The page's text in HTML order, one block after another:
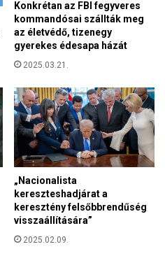
Konkrétan az FBI fegyveres
kommandósai szállták meg
az életvédő, tizenegy
gyerekes édesapa házát
2025.03.21.
„Nacionalista
kereszteshadjárat a
keresztény felsőbbrendűség
visszaállítására”
2025.02.09.